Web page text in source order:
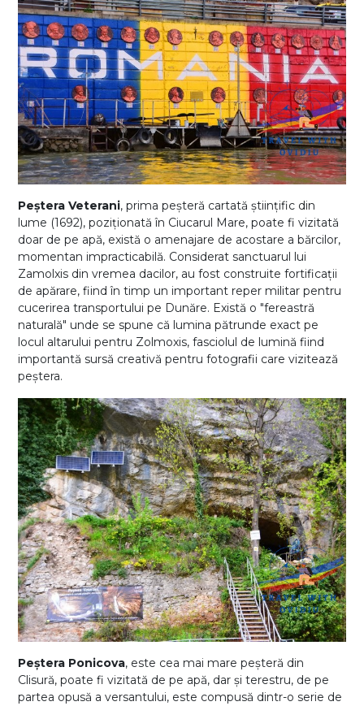
Peștera Veterani, prima peșteră cartată științific din
lume (1692), poziționată în Ciucarul Mare, poate fi vizitată
doar de pe apă, există o amenajare de acostare a bărcilor,
momentan impracticabilă. Considerat sanctuarul lui
Zamolxis din vremea dacilor, au fost construite fortificații
de apărare, fiind în timp un important reper militar pentru
cucerirea transportului pe Dunăre. Există o "fereastră
naturală" unde se spune că lumina pătrunde exact pe
locul altarului pentru Zolmoxis, fasciolul de lumină fiind
importantă sursă creativă pentru fotografii care vizitează
peștera.
Peștera Ponicova, este cea mai mare peșteră din
Clisură, poate fi vizitată de pe apă, dar și terestru, de pe
partea opusă a versantului, este compusă dintr-o serie de